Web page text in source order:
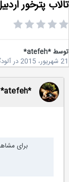
پترخور
*atefeh*
در
برای